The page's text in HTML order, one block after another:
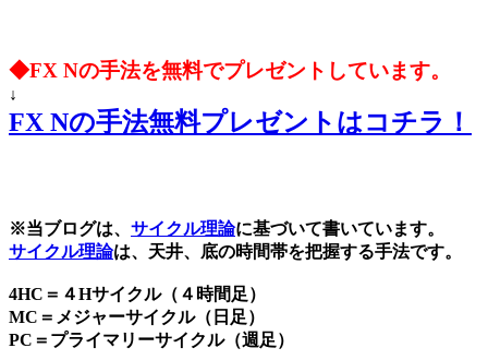
◆FX Nの手法を無料でプレゼントしています。
↓
FX Nの手法無料プレゼントはコチラ！
※当ブログは、 サイクル理論に基づいて書いています。
サイクル理論は、天井、底の時間帯を把握する手法です。
4HC＝４Hサイクル（４時間足）
MC＝メジャーサイクル（日足）
PC＝プライマリーサイクル（週足）